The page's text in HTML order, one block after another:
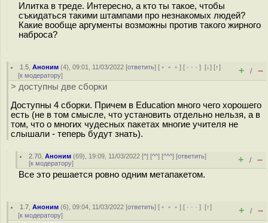
Илитка в треде. Интересно, а кто ты такое, чтобы
съкидаться такими штампами про незнакомых людей?
Какие вообще аргументы возможны против такого жирного
наброса?
1.5 ,Аноним (4), 09:01, 11/03/2022 [ответить] [ ﹢﹢﹢] [ · · ·][↓] [↑]
[к модератору] + / –
> доступны две сборки
Доступны 4 сборки. Причем в Education много чего хорошего
есть (не в том смысле, что установить отдельно нельзя, а в
том, что о многих чудесных пакетах многие учителя не
слышали - теперь будут знать).
2.70 ,Аноним (69), 19:09, 11/03/2022 [^] [^^] [^^^] [ответить]
[к модератору] + / –
Все это решается ровно одним метапакетом.
1.7 ,Аноним (6), 09:04, 11/03/2022 [ответить] [ ﹢﹢﹢] [ · · ·][↑]
[к модератору] + / –